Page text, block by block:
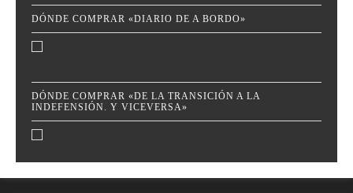
DÓNDE COMPRAR «DIARIO DE A BORDO»
DÓNDE COMPRAR «DE LA TRANSICIÓN A LA
INDEFENSIÓN. Y VICEVERSA»